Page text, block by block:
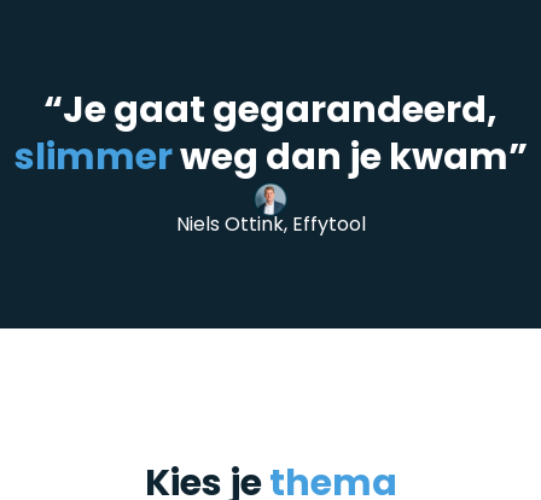
“Je gaat gegarandeerd,
slimmerweg dan je kwam”
Niels Ottink, Effytool
Kies jethema